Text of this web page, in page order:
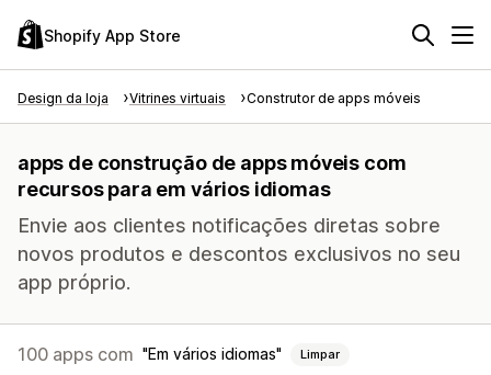
Shopify App Store
Design da loja Vitrines virtuais Construtor de apps móveis
apps de construção de apps móveis com
recursos para em vários idiomas
Envie aos clientes notificações diretas sobre
novos produtos e descontos exclusivos no seu
app próprio.
100 apps com Em vários idiomas Limpar